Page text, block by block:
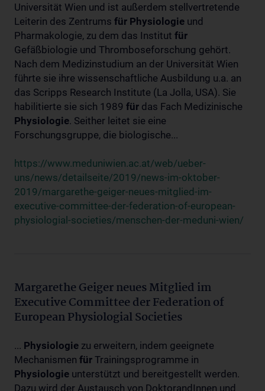
Universität Wien und ist außerdem stellvertretende
Leiterin des Zentrums für Physiologie und
Pharmakologie, zu dem das Institut für
Gefäßbiologie und Thromboseforschung gehört.
Nach dem Medizinstudium an der Universität Wien
führte sie ihre wissenschaftliche Ausbildung u.a. an
das Scripps Research Institute (La Jolla, USA). Sie
habilitierte sie sich 1989 für das Fach Medizinische
Physiologie. Seither leitet sie eine
Forschungsgruppe, die biologische...
https://www.meduniwien.ac.at/web/ueber-
uns/news/detailseite/2019/news-im-oktober-
2019/margarethe-geiger-neues-mitglied-im-
executive-committee-der-federation-of-european-
physiologial-societies/menschen-der-meduni-wien/
Margarethe Geiger neues Mitglied im
Executive Committee der Federation of
European Physiologial Societies
... Physiologie zu erweitern, indem geeignete
Mechanismen für Trainingsprogramme in
Physiologie unterstützt und bereitgestellt werden.
Dazu wird der Austausch von DoktorandInnen und